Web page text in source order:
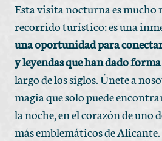
Esta visita nocturna es mucho
recorrido turístico: es una
una oportunidad para
y leyendas que han dado
largo de los siglos. Únete a
magia que solo puede
la noche, en el corazón de uno
más emblemáticos de Alicante.